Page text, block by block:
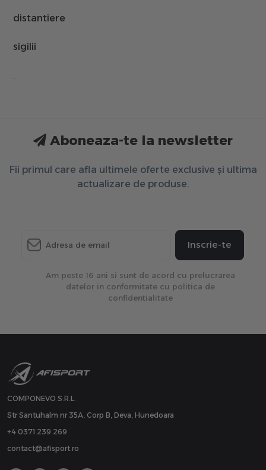
distantiere
sigilii
Aboneaza-te la newsletter
Fii primul care afla ultimele oferte exclusive și ultima
actualizare de produse.
Inscrie-te
Am peste 16 ani si sunt de acord cu prelucrarea
datelor in conformitate cu politica de
confidentialitate
COMPONEVO S.R.L.
Str Santuhalm nr 35A, Corp B, Deva, Hunedoara
+4 0371 239 269
contact@afisport.ro